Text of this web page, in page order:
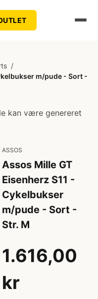
/
m/pude - Sort -
kan være genereret
ASSOS
Assos Mille GT
Eisenherz S11 -
Cykelbukser
m/pude - Sort -
Str. M
1.616,00
kr